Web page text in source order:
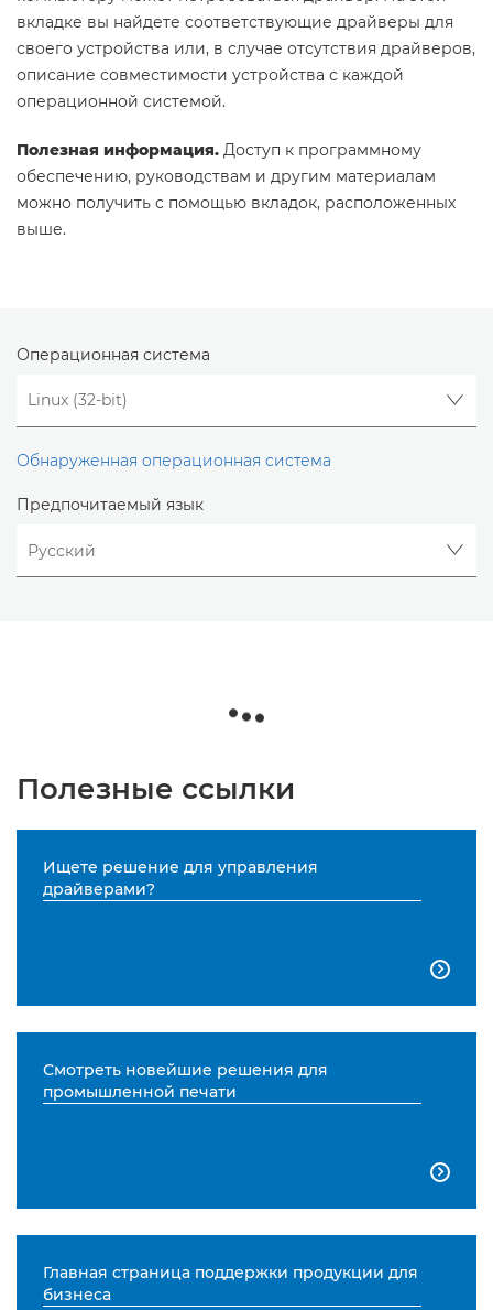
вкладке вы найдете соответствующие драйверы для
своего устройства или, в случае отсутствия драйверов,
описание совместимости устройства с каждой
операционной системой.
Полезная информация. Доступ к программному
обеспечению, руководствам и другим материалам
можно получить с помощью вкладок, расположенных
выше.
Операционная система
Обнаруженная операционная система
Предпочитаемый язык
Полезные ссылки
Ищете решение для управления
драйверами?

Смотреть новейшие решения для
промышленной печати

Главная страница поддержки продукции для
бизнеса